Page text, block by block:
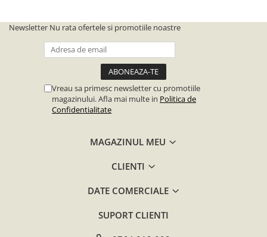
Newsletter Nu rata ofertele si promotiile noastre
Vreau sa primesc newsletter cu promotiile
magazinului. Afla mai multe in Politica de
Confidentialitate
MAGAZINUL MEU
CLIENTI
DATE COMERCIALE
SUPORT CLIENTI